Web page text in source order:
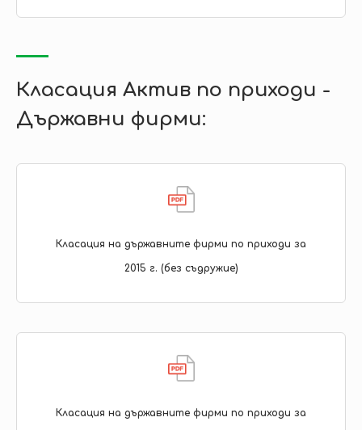
Класация Актив по приходи -
Държавни фирми:
Класация на държавните фирми по приходи за
2015 г. (без съдружие)
Класация на държавните фирми по приходи за